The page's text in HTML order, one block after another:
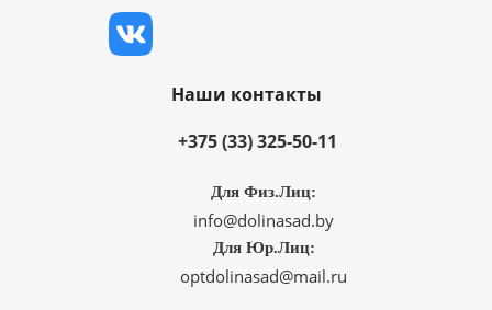
Наши контакты
+375 (33) 325-50-11
Для Физ.Лиц:
info@dolinasad.by
Для Юр.Лиц:
optdolinasad@mail.ru